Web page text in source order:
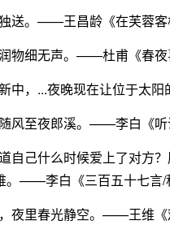
送。——王昌龄《在芙蓉客
物细无声。——杜甫《春夜
中，...夜晚现在让位于太
风至夜郎溪。——李白《听
自己什么时候爱上了对方
。——李白《三百五十七言/
夜里春光静空。——王维《